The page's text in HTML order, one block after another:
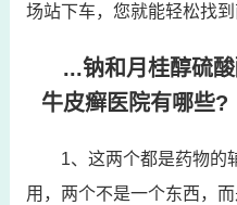
场站下车，您就能轻松找到
...钠和月桂醇硫
牛皮癣医院有哪些?
1、这两个都是药物的
用，两个不是一个东西，